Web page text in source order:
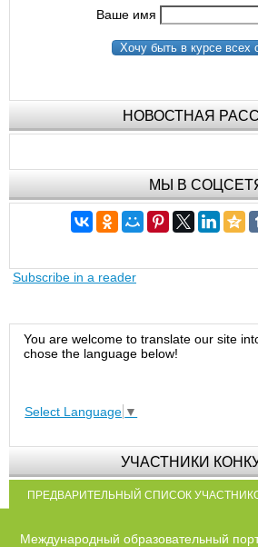
Ваше имя
Хочу быть в курсе всех
НОВОСТНАЯ
МЫ В
Subscribe in a reader
You are welcome to translate our site
chose the language below!
Select Language ▼
УЧАСТНИКИ
ПРЕДВАРИТЕЛЬНЫЙ СПИСОК
Международный образовательный